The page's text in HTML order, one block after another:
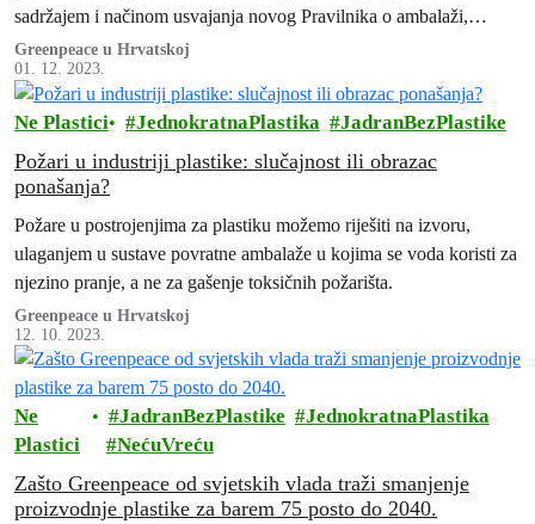
sadržajem i načinom usvajanja novog Pravilnika o ambalaži,
ambalažnom otpadu, jednokratnoj plastici i ribolovnom alatu.
Greenpeace u Hrvatskoj
01. 12. 2023.
Ne Plastici JednokratnaPlastika JadranBezPlastike
Požari u industriji plastike: slučajnost ili obrazac
ponašanja?
Požare u postrojenjima za plastiku možemo riješiti na izvoru,
ulaganjem u sustave povratne ambalaže u kojima se voda koristi za
njezino pranje, a ne za gašenje toksičnih požarišta.
Greenpeace u Hrvatskoj
12. 10. 2023.
Ne
Plastici
JadranBezPlastike
JednokratnaPlastika
NećuVreću
Zašto Greenpeace od svjetskih vlada traži smanjenje
proizvodnje plastike za barem 75 posto do 2040.